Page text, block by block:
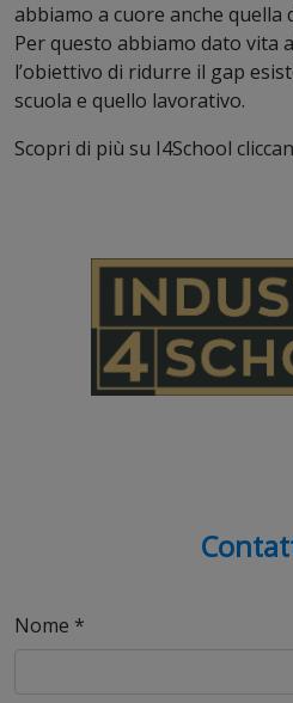
abbiamo a cuore anche
Per questo abbiamo dato vita
l’obiettivo di ridurre il gap
scuola e quello lavorativo.
Scopri di più su I4School
Nome *